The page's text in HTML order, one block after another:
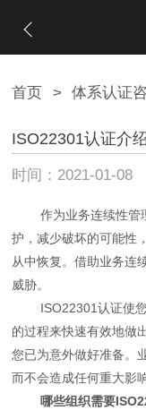
首页 > 体系认证
ISO22301认证介
时间：2021-01-
作为业务连续性管理
护，减少破坏的可能性
从中恢复。借助业务连
威胁。
ISO22301认证使您
的过程来快速有效地做
您已为意外做好准备。
而不会造成任何重大影
哪些组织需要